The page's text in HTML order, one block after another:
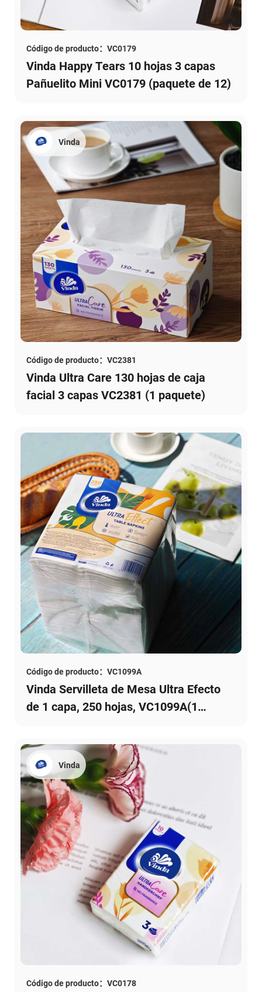
Código de producto：VC0179
Vinda Happy Tears 10 hojas 3 capas
Pañuelito Mini VC0179 (paquete de 12)
Vinda
Código de producto：VC2381
Vinda Ultra Care 130 hojas de caja
facial 3 capas VC2381 (1 paquete)
Código de producto：VC1099A
Vinda Servilleta de Mesa Ultra Efecto
de 1 capa, 250 hojas, VC1099A(1
Vinda
Código de producto：VC0178